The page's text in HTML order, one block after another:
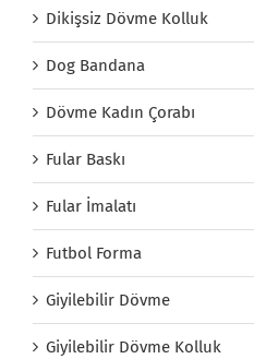
Dikişsiz Dövme Kolluk
Dog Bandana
Dövme Kadın Çorabı
Fular Baskı
Fular İmalatı
Futbol Forma
Giyilebilir Dövme
Giyilebilir Dövme Kolluk